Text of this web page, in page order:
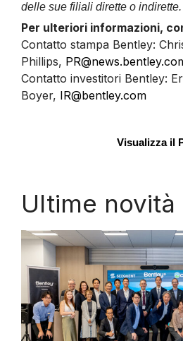
delle sue filiali dirette o indirette.
Per ulteriori informazioni,
Contatto stampa Bentley:
Phillips,
Contatto investitori Bentley:
Boyer, IR@bentley.com
Visualizza il
Ultime novità